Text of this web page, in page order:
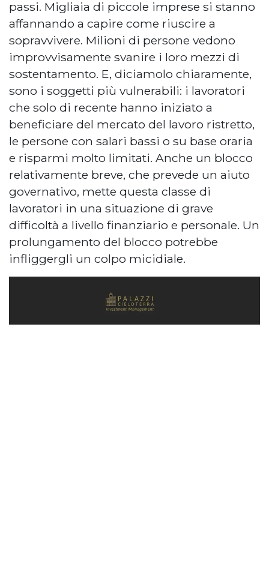
passi. Migliaia di piccole imprese si stanno
affannando a capire come riuscire a
sopravvivere. Milioni di persone vedono
improvvisamente svanire i loro mezzi di
sostentamento. E, diciamolo chiaramente,
sono i soggetti più vulnerabili: i lavoratori
che solo di recente hanno iniziato a
beneficiare del mercato del lavoro ristretto,
le persone con salari bassi o su base oraria
e risparmi molto limitati. Anche un blocco
relativamente breve, che prevede un aiuto
governativo, mette questa classe di
lavoratori in una situazione di grave
difficoltà a livello finanziario e personale. Un
prolungamento del blocco potrebbe
infliggergli un colpo micidiale.